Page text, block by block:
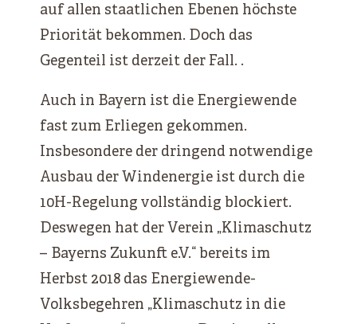
auf allen staatlichen Ebenen höchste
Priorität bekommen. Doch das
Gegenteil ist derzeit der Fall. .
Auch in Bayern ist die Energiewende
fast zum Erliegen gekommen.
Insbesondere der dringend notwendige
Ausbau der Windenergie ist durch die
10H-Regelung vollständig blockiert.
Deswegen hat der Verein „Klimaschutz
– Bayerns Zukunft e.V.“ bereits im
Herbst 2018 das Energiewende-
Volksbegehren „Klimaschutz in die